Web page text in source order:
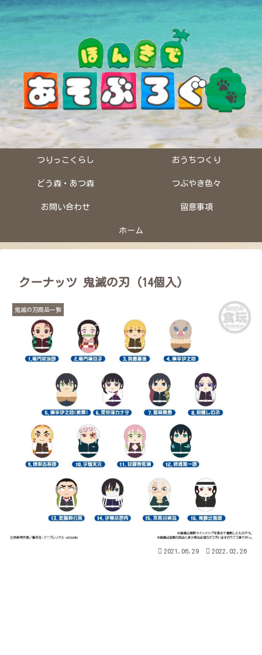
つりっこくらし おうちつくり
どう森・あつ森 つぶやき色々
お問い合わせ 留意事項
ホーム
クーナッツ 鬼滅の刃 (14個入)
鬼滅の刃商品一覧
2021.06.29 2022.02.26